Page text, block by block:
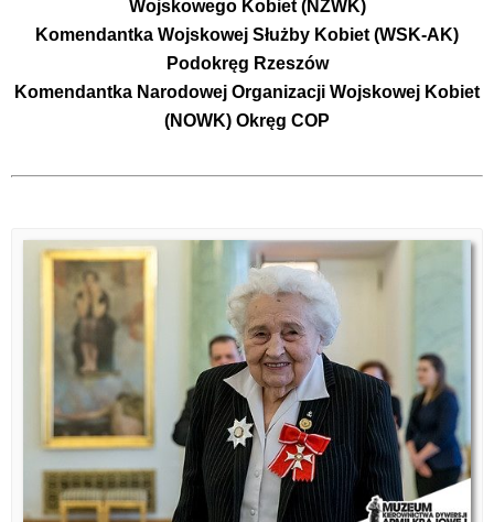
Wojskowego Kobiet (NZWK)
Komendantka Wojskowej Służby Kobiet (WSK-AK)
Podokręg Rzeszów
Komendantka Narodowej Organizacji Wojskowej Kobiet
(NOWK) Okręg COP